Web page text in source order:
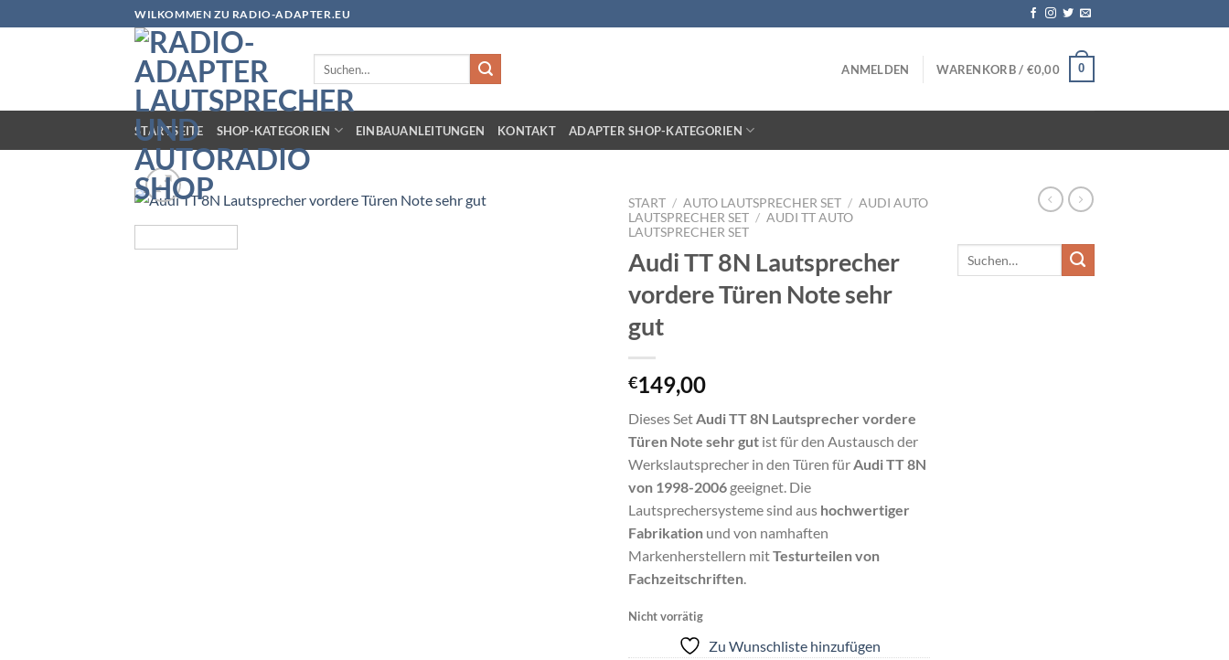
Inhalt
WILKOMMEN ZU RADIO-ADAPTER.EU
ANMELDEN WARENKORB / €0,00 0
STARTSEITE SHOP-KATEGORIEN EINBAUANLEITUNGEN KONTAKT ADAPTER SHOP-KATEGORIEN
START / AUTO LAUTSPRECHER SET / AUDI AUTO
LAUTSPRECHER SET / AUDI TT AUTO
LAUTSPRECHER SET
Audi TT 8N Lautsprecher
vordere Türen Note sehr
gut
€149,00
Dieses Set Audi TT 8N Lautsprecher vordere
Türen Note sehr gut ist für den Austausch der
Werkslautsprecher in den Türen für Audi TT 8N
von 1998-2006 geeignet. Die
Lautsprechersysteme sind aus hochwertiger
Fabrikation und von namhaften
Markenherstellern mitTesturteilen von
Fachzeitschriften
Nicht vorrätig
Zu Wunschliste hinzufügen